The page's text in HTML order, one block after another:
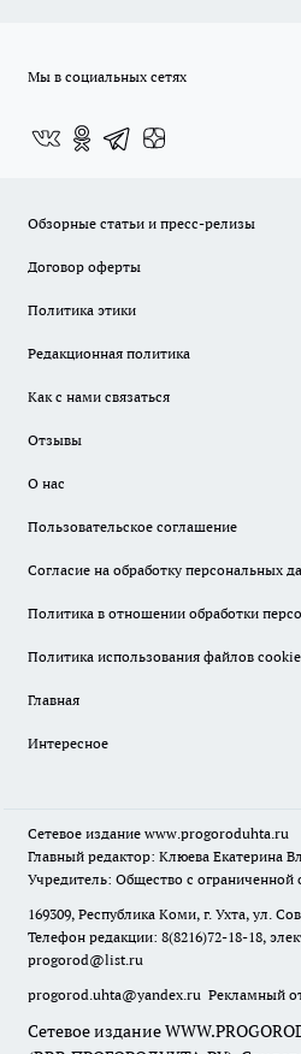
Мы в социальных сетях
Обзорные статьи и пресс-релизы
Договор оферты
Политика этики
Редакционная политика
Как с нами связаться
Отзывы
О нас
Пользовательское соглашение
Согласие на обработку персональных
Политика в отношении обработки
Политика использования файлов cookie
Главная
Интересное
Сетевое издание www.progoroduhta.ru
Главный редактор: Клюева Екатерина
Учредитель: Общество с ограниченной
169309, Республика Коми, г. Ухта, ул.
Телефон редакции: 8(8216)72-18-18,
progorod@list.ru
progorod.uhta@yandex.ru Рекламный
Сетевое издание